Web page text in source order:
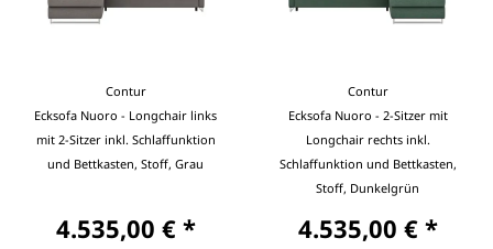
Contur
Ecksofa Nuoro - Longchair links
mit 2-Sitzer inkl. Schlaffunktion
und Bettkasten, Stoff, Grau
4.535,00 € *
Contur
Ecksofa Nuoro - 2-Sitzer mit
Longchair rechts inkl.
Schlaffunktion und Bettkasten,
Stoff, Dunkelgrün
4.535,00 € *